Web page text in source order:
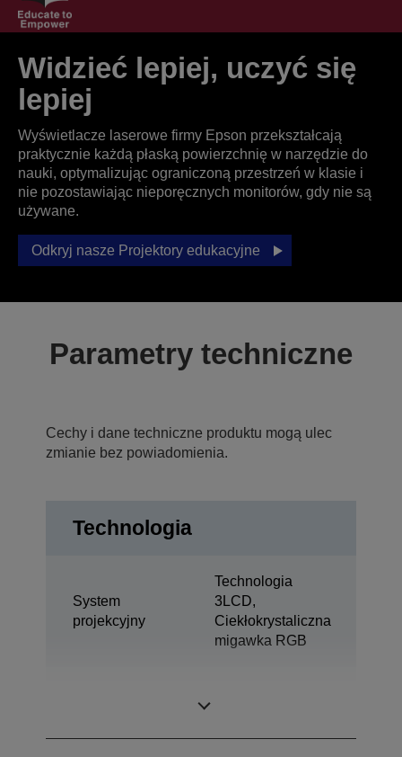
Widzieć lepiej, uczyć się
lepiej
Wyświetlacze laserowe firmy Epson przekształcają
praktycznie każdą płaską powierzchnię w narzędzie do
nauki, optymalizując ograniczoną przestrzeń w klasie i
nie pozostawiając nieporęcznych monitorów, gdy nie są
używane.
Odkryj nasze Projektory edukacyjne
Parametry techniczne
Cechy i dane techniczne produktu mogą ulec
zmianie bez powiadomienia.
Technologia
System
projekcyjny
Technologia
3LCD,
Ciekłokrystaliczna
migawka RGB